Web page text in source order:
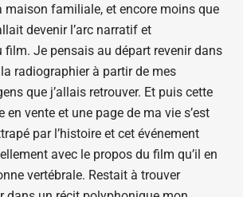
maison familiale, et encore moins que
devenir l’arc narratif et
Je pensais au départ revenir dans
radiographier à partir de mes
que j’allais retrouver. Et puis cette
en vente et une page de ma vie s’est
par l’histoire et cet événement
avec le propos du film qu’il en
vertébrale. Restait à trouver